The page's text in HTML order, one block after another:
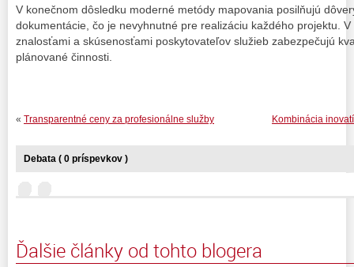
V konečnom dôsledku moderné metódy mapovania posilňujú
dokumentácie, čo je nevyhnutné pre realizáciu každého projektu.
znalosťami a skúsenosťami poskytovateľov služieb zabezpečujú
plánované činnosti.
Kombinácia
« Transparentné ceny za profesionálne služby
Debata ( 0 príspevkov )
Ďalšie články od tohto blogera